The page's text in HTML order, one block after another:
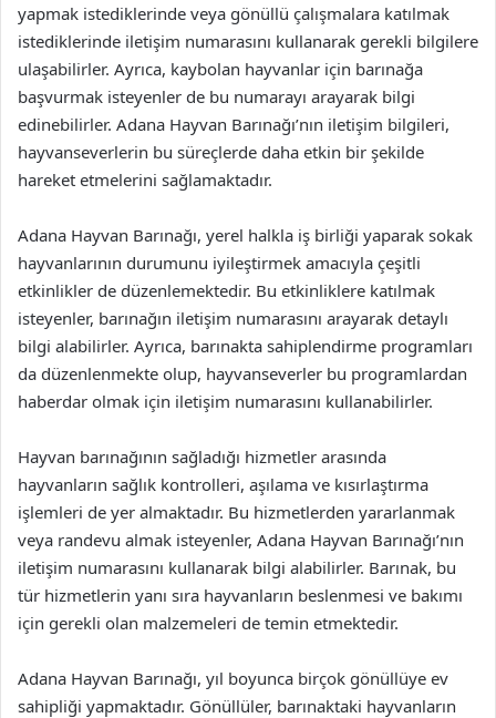
yapmak istediklerinde veya gönüllü çalışmalara katılmak
istediklerinde iletişim numarasını kullanarak gerekli bilgilere
ulaşabilirler. Ayrıca, kaybolan hayvanlar için barınağa
başvurmak isteyenler de bu numarayı arayarak bilgi
edinebilirler. Adana Hayvan Barınağı’nın iletişim bilgileri,
hayvanseverlerin bu süreçlerde daha etkin bir şekilde
hareket etmelerini sağlamaktadır.
Adana Hayvan Barınağı, yerel halkla iş birliği yaparak sokak
hayvanlarının durumunu iyileştirmek amacıyla çeşitli
etkinlikler de düzenlemektedir. Bu etkinliklere katılmak
isteyenler, barınağın iletişim numarasını arayarak detaylı
bilgi alabilirler. Ayrıca, barınakta sahiplendirme programları
da düzenlenmekte olup, hayvanseverler bu programlardan
haberdar olmak için iletişim numarasını kullanabilirler.
Hayvan barınağının sağladığı hizmetler arasında
hayvanların sağlık kontrolleri, aşılama ve kısırlaştırma
işlemleri de yer almaktadır. Bu hizmetlerden yararlanmak
veya randevu almak isteyenler, Adana Hayvan Barınağı’nın
iletişim numarasını kullanarak bilgi alabilirler. Barınak, bu
tür hizmetlerin yanı sıra hayvanların beslenmesi ve bakımı
için gerekli olan malzemeleri de temin etmektedir.
Adana Hayvan Barınağı, yıl boyunca birçok gönüllüye ev
sahipliği yapmaktadır. Gönüllüler, barınaktaki hayvanların